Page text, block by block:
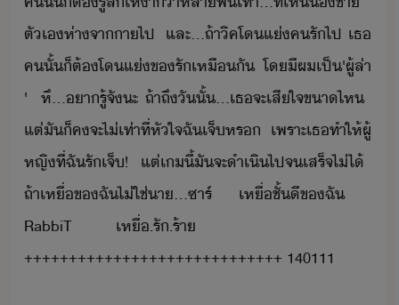
ตัเ​ห่า​จา​า​ไป​ ​ ​และ​...​ถ้า​ิค​โ​แ่​ครั​ไป​ ​เธ​
ค​ั้​็​ต้​โ​แ่​ขรั​เหืั​ ​ ​โ​ี​ผ​เป็​'​ผู้ล่า​
'​ ​ ​หึ​...​ารู้​จั​ะ​ ​ถ้า​ถึ​ัั้​...​เธ​จะ​เสีใจ​ขา​ไห​ ​
แต่​ั​็​คจะ​ไ่​เท่าที่​หัใจ​ฉั​เจ็​หร​ ​เพราะ​เธ​ทำให้​ผู้
หญิ​ที่​ฉั​รั​เจ็​!​ ​ ​แต่​เ​ี้​ั​จะ​ำเิ​ไป​จ​เสร็จ​ไ่ไ้​ ​
ถ้า​เหื่​ข​ฉั​ไ่ใช่​า​...​ซาร์​ ​ ​เหื่​ชั้ี​ข​ฉั​ ​ ​
RabbiT​ ​เหื่​.​รั​.​ร้า​ ​ ​ ​ ​
+++++++++++++++++++++++++++++​ ​140111